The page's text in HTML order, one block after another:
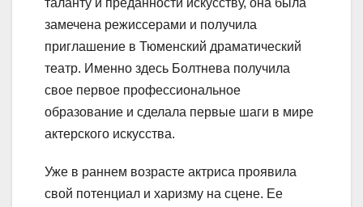
замечена режиссерами и получила
приглашение в Тюменский драматический
театр. Именно здесь Болтнева получила
свое первое профессиональное
образование и сделала первые шаги в мире
актерского искусства.
Уже в раннем возрасте актриса проявила
свой потенциал и харизму на сцене. Ее